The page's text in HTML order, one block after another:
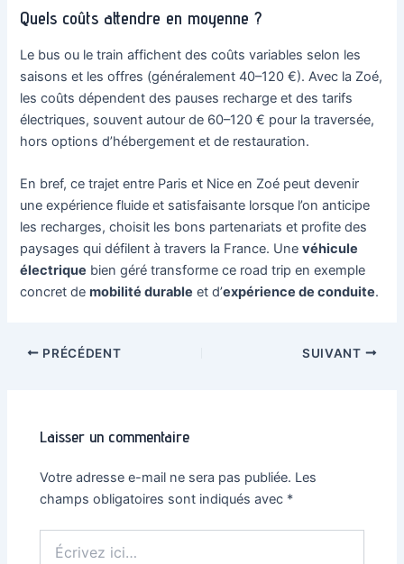
Quels coûts attendre en moyenne ?
Le bus ou le train affichent des coûts variables selon les
saisons et les offres (généralement 40–120 €). Avec la Zoé,
les coûts dépendent des pauses recharge et des tarifs
électriques, souvent autour de 60–120 € pour la traversée,
hors options d’hébergement et de restauration.
En bref, ce trajet entre Paris et Nice en Zoé peut devenir
une expérience fluide et satisfaisante lorsque l’on anticipe
les recharges, choisit les bons partenariats et profite des
paysages qui défilent à travers la France. Unevéhicule
électrique bien géré transforme ce road trip en exemple
concret demobilité durable et d’expérience de conduite.
NavigationPRÉCÉDENT SUIVANT
Laisser un commentaire
Votre adresse e-mail ne sera pas publiée. Les
champs obligatoires sont indiqués avec *
ici…